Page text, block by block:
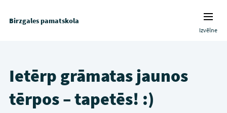
Birzgales pamatskola
Izvēlne
Ietērp grāmatas jaunos
tērpos – tapetēs! :)